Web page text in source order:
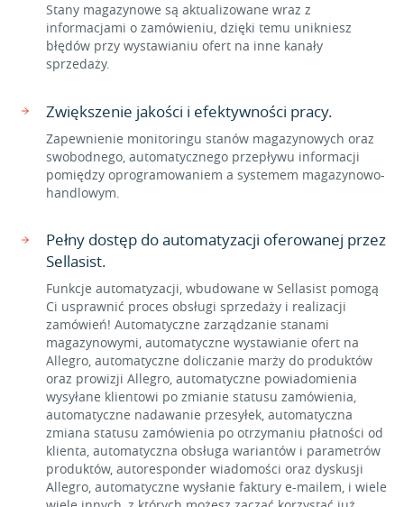
Stany magazynowe są aktualizowane wraz z
informacjami o zamówieniu, dzięki temu unikniesz
błędów przy wystawianiu ofert na inne kanały
sprzedaży.
Zwiększenie jakości i efektywności pracy.
Zapewnienie monitoringu stanów magazynowych oraz
swobodnego, automatycznego przepływu informacji
pomiędzy oprogramowaniem a systemem magazynowo-
handlowym.
Pełny dostęp do automatyzacji oferowanej przez
Sellasist.
Funkcje automatyzacji, wbudowane w Sellasist pomogą
Ci usprawnić proces obsługi sprzedaży i realizacji
zamówień! Automatyczne zarządzanie stanami
magazynowymi, automatyczne wystawianie ofert na
Allegro, automatyczne doliczanie marży do produktów
oraz prowizji Allegro, automatyczne powiadomienia
wysyłane klientowi po zmianie statusu zamówienia,
automatyczne nadawanie przesyłek, automatyczna
zmiana statusu zamówienia po otrzymaniu płatności od
klienta, automatyczna obsługa wariantów i parametrów
produktów, autoresponder wiadomości oraz dyskusji
Allegro, automatyczne wysłanie faktury e-mailem, i wiele